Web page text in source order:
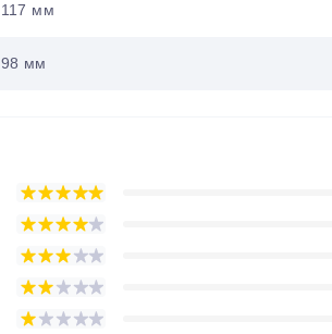
117 мм
98 мм